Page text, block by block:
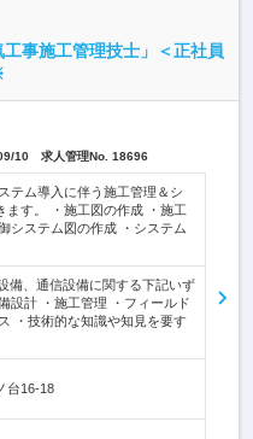
事施工管理技士」＜正社員
10 求人管理No. 18696
テム導入に伴う施工管理＆シ
ます。 ・施工図の作成 ・施工
システム図の作成 ・システム
備、通信設備に関する下記いず
設計 ・施工管理 ・フィールド
・技術的な知識や知見を要す
台16-18